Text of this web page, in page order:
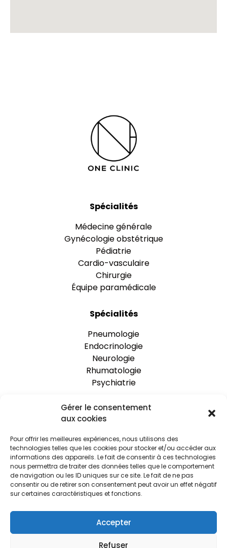
Gérer le consentement
aux cookies
Pour offrir les meilleures expériences, nous utilisons des
technologies telles que les cookies pour stocker et/ou accéder aux
informations des appareils. Le fait de consentir à ces technologies
nous permettra de traiter des données telles que le comportement
de navigation ou les ID uniques sur ce site. Le fait de ne pas
consentir ou de retirer son consentement peut avoir un effet négatif
sur certaines caractéristiques et fonctions.
Accepter
Refuser
Spécialités
Médecine générale
Gynécologie obstétrique
Pédiatrie
Cardio-vasculaire
Chirurgie
Équipe paramédicale
Spécialités
Pneumologie
Endocrinologie
Neurologie
Rhumatologie
Psychiatrie
One Clinic
Rejoignez-nous
Espace praticien
Actualités
Le Blog
FAQ
Mentions légales